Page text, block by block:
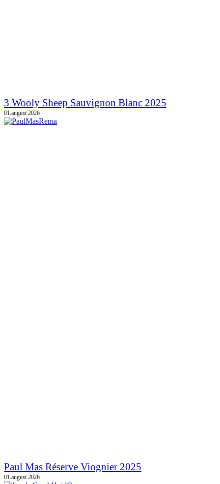
3 Wooly Sheep Sauvignon Blanc 2025
01.august 2026
Paul Mas Réserve Viognier 2025
01.august 2026